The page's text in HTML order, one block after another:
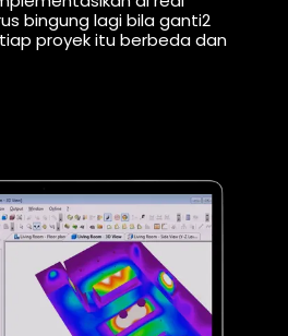
bingung lagi bila ganti2
proyek itu berbeda dan